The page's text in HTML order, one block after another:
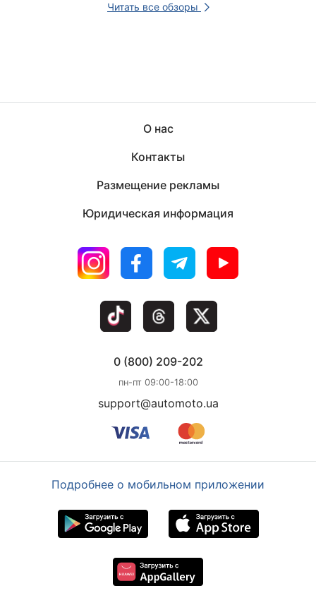
Читать все обзоры
О нас
Контакты
Размещение рекламы
Юридическая информация
0 (800) 209-202
пн-пт 09:00-18:00
support@automoto.ua
Подробнее о мобильном приложении